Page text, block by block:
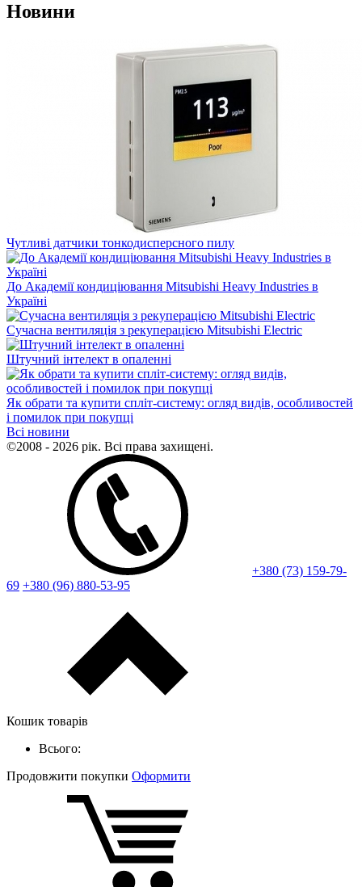
Новини
Чутливі датчики тонкодисперсного пилу
До Академії кондиціювання Mitsubishi Heavy Industries в
Україні
Сучасна вентиляція з рекуперацією Mitsubishi Electric
Штучний інтелект в опаленні
Як обрати та купити спліт-систему: огляд видів, особливостей
і помилок при покупці
Всі новини
©2008 - 2026 рік. Всі права захищені.
+380 (73) 159-79-
69 +380 (96) 880-53-95
Кошик товарів
Всього:
Продовжити покупки Оформити